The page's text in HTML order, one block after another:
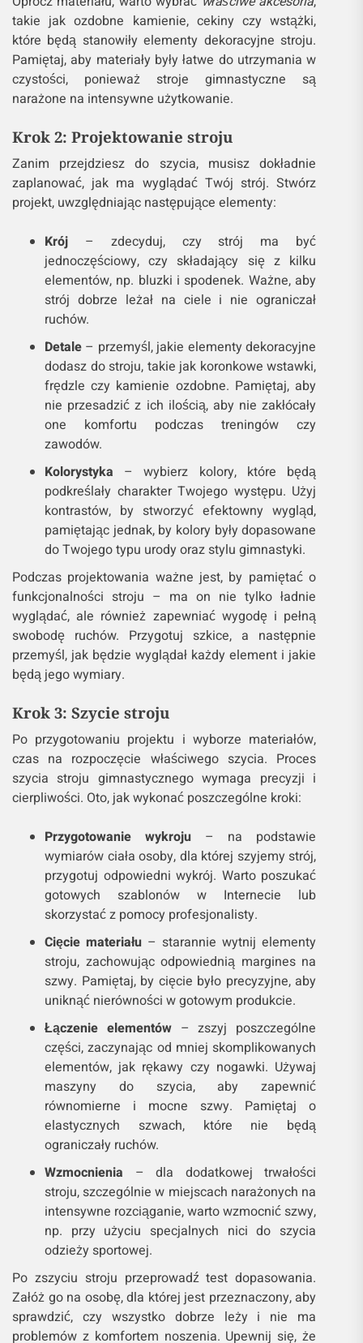
takie jak ozdobne kamienie, cekiny czy wstążki,
które będą stanowiły elementy dekoracyjne stroju.
Pamiętaj, aby materiały były łatwe do utrzymania w
czystości, ponieważ stroje gimnastyczne są
narażone na intensywne użytkowanie.
Krok 2: Projektowanie stroju
Zanim przejdziesz do szycia, musisz dokładnie
zaplanować, jak ma wyglądać Twój strój. Stwórz
projekt, uwzględniając następujące elementy:
Krój – zdecyduj, czy strój ma być
jednoczęściowy, czy składający się z kilku
elementów, np. bluzki i spodenek. Ważne, aby
strój dobrze leżał na ciele i nie ograniczał
ruchów.
Detale – przemyśl, jakie elementy dekoracyjne
dodasz do stroju, takie jak koronkowe wstawki,
frędzle czy kamienie ozdobne. Pamiętaj, aby
nie przesadzić z ich ilością, aby nie zakłócały
one komfortu podczas treningów czy
zawodów.
Kolorystyka – wybierz kolory, które będą
podkreślały charakter Twojego występu. Użyj
kontrastów, by stworzyć efektowny wygląd,
pamiętając jednak, by kolory były dopasowane
do Twojego typu urody oraz stylu gimnastyki.
Podczas projektowania ważne jest, by pamiętać o
funkcjonalności stroju – ma on nie tylko ładnie
wyglądać, ale również zapewniać wygodę i pełną
swobodę ruchów. Przygotuj szkice, a następnie
przemyśl, jak będzie wyglądał każdy element i jakie
będą jego wymiary.
Krok 3: Szycie stroju
Po przygotowaniu projektu i wyborze materiałów,
czas na rozpoczęcie właściwego szycia. Proces
szycia stroju gimnastycznego wymaga precyzji i
cierpliwości. Oto, jak wykonać poszczególne kroki:
Przygotowanie wykroju – na podstawie
wymiarów ciała osoby, dla której szyjemy strój,
przygotuj odpowiedni wykrój. Warto poszukać
gotowych szablonów w Internecie lub
skorzystać z pomocy profesjonalisty.
Cięcie materiału – starannie wytnij elementy
stroju, zachowując odpowiednią margines na
szwy. Pamiętaj, by cięcie było precyzyjne, aby
uniknąć nierówności w gotowym produkcie.
Łączenie elementów– zszyj poszczególne
części, zaczynając od mniej skomplikowanych
elementów, jak rękawy czy nogawki. Używaj
maszyny do szycia, aby zapewnić
równomierne i mocne szwy. Pamiętaj o
elastycznych szwach, które nie będą
ograniczały ruchów.
Wzmocnienia – dla dodatkowej trwałości
stroju, szczególnie w miejscach narażonych na
intensywne rozciąganie, warto wzmocnić szwy,
np. przy użyciu specjalnych nici do szycia
odzieży sportowej.
Po zszyciu stroju przeprowadź test dopasowania.
Załóż go na osobę, dla której jest przeznaczony, aby
sprawdzić, czy wszystko dobrze leży i nie ma
problemów z komfortem noszenia. Upewnij się, że